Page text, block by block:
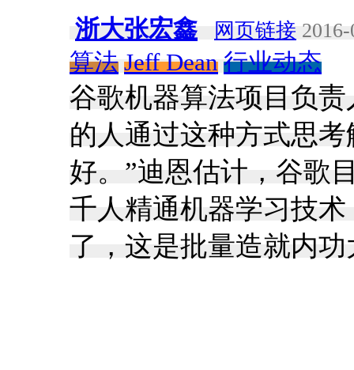
浙大张宏鑫 网页链接
算法 Jeff Dean 行业动态
谷歌机器算法项目负责
的人通过这种方式思
好。”迪恩估计，谷歌
千人精通机器学习技
了，这是批量造就内